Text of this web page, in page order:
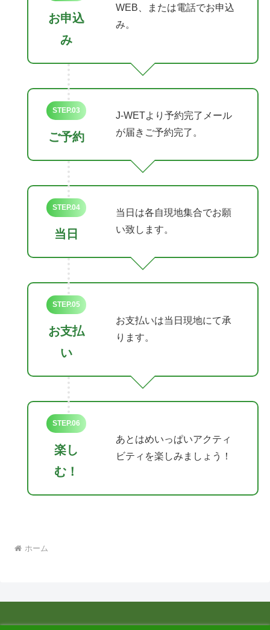
お申込
み
WEB、または電話でお申込
み。
STEP.03
ご予約
J-WETより予約完了メール
が届きご予約完了。
STEP.04
当日
当日は各自現地集合でお願
い致します。
STEP.05
お支払
い
お支払いは当日現地にて承
ります。
STEP.06
楽し
む！
あとはめいっぱいアクティ
ビティを楽しみましょう！
ホーム